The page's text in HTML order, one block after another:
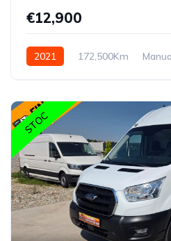
€12,900
2021 172,500Km
STOC